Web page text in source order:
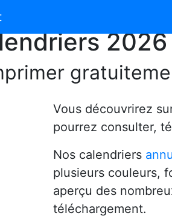
2024
2026
Vous découvrirez
pourrez consulter,
Nos calendriers
plusieurs couleurs,
aperçu des
téléchargement.